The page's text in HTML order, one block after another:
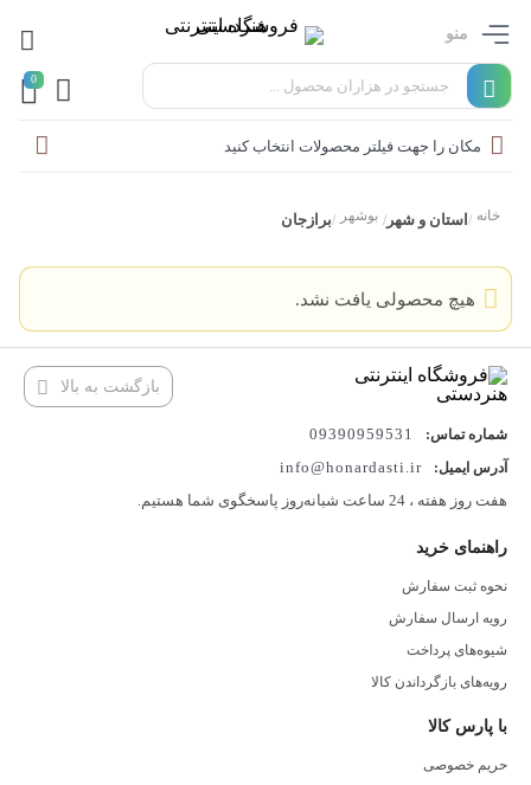
منو
0
مکان را جهت فیلتر محصولات انتخاب کنید
خانه /استان و شهر / بوشهر /برازجان
هیچ محصولی یافت نشد.
بازگشت به بالا
شماره تماس: 09390959531
آدرس ایمیل:
info@honardasti.ir
هفت روز هفته ، 24 ساعت شبانه‌روز پاسخگوی شما هستیم.
راهنمای خرید
نحوه ثبت سفارش
رویه ارسال سفارش
شیوه‌های پرداخت
رویه‌های بازگرداندن کالا
با پارس کالا
حریم خصوصی